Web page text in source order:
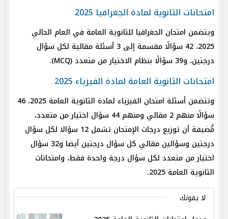
امتحانات الثانوية لمادة الجغرافيا 2025
ويتضمن امتحان الجغرافيا للثانوية العامة في العام الحالي
2025، 42 سؤالًا مقسمة إلى 3 أسئلة مقالية لكل سؤال
درجتين، و39 سؤالًا بنظام الاختيار من متعدد (MCQ).
امتحانات الثانوية العامة لمادة الفيزياء 2025
وتتضمن أسئلة امتحان الفيزياء لمادة الثانوية العامة 2025، 46
سؤالًا منهم 2 مقالي ومنهم 44 سؤال اختيار من متعدد،
مًُضيفة أن توزيع درجات الإمتحان تشمل 12 سؤالا لكل سؤال
درجتين وسؤالين مقالي كل سؤال درجتين أيضا و32 سؤال
اختيار من متعدد لكل سؤال درجة واحدة فقط، وامتحانات
الثانوية العامة 2025.
لا يفوتك